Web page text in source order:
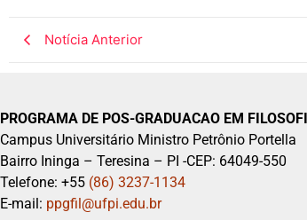
Notícia Anterior
PROGRAMA DE POS-GRADUACAO EM
Campus Universitário Ministro Petrônio Portella
Bairro Ininga – Teresina – PI -CEP: 64049-550
Telefone: +55 (86) 3237-1134
E-mail: ppgfil@ufpi.edu.br